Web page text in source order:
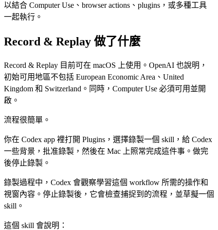
以結合 Computer Use、browser actions、plugins，或多種工具
一起執行。
Record & Replay 做了什麼
Record & Replay 目前可在 macOS 上使用。OpenAI 也說明，
初始可用地區不包括 European Economic Area、United
Kingdom 和 Switzerland。同時，Computer Use 必須可用並開
啟。
流程很簡單。
你在 Codex app 裡打開 Plugins，選擇錄製一個 skill，給 Codex
一些背景，批准錄製，然後在 Mac 上照常完成這件事。做完
後停止錄製。
錄製過程中，Codex 會觀察學習這個 workflow 所需的操作和
視窗內容。停止錄製後，它會檢查捕捉到的流程，並草擬一個
skill。
這個 skill 會說明：